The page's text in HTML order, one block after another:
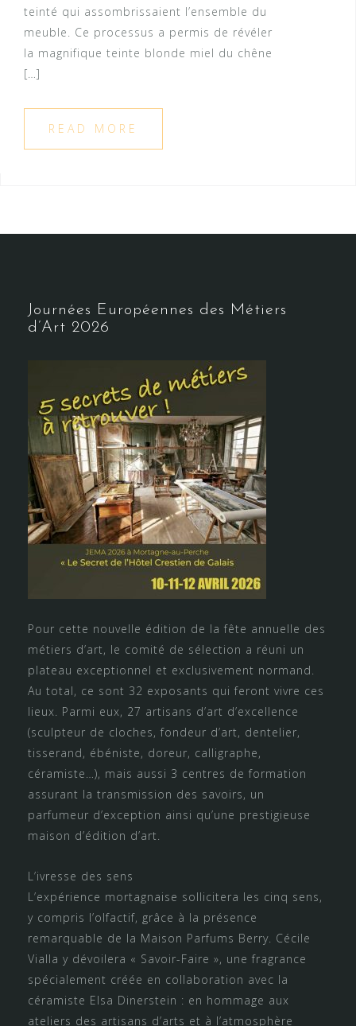
teinté qui assombrissaient l’ensemble du
meuble. Ce processus a permis de révéler
la magnifique teinte blonde miel du chêne
[…]
READ MORE
Journées Européennes des Métiers
d’Art 2026
Pour cette nouvelle édition de la fête annuelle des
métiers d’art, le comité de sélection a réuni un
plateau exceptionnel et exclusivement normand.
Au total, ce sont 32 exposants qui feront vivre ces
lieux. Parmi eux, 27 artisans d’art d’excellence
(sculpteur de cloches, fondeur d’art, dentelier,
tisserand, ébéniste, doreur, calligraphe,
céramiste…), mais aussi 3 centres de formation
assurant la transmission des savoirs, un
parfumeur d’exception ainsi qu’une prestigieuse
maison d’édition d’art.
L’ivresse des sens
L’expérience mortagnaise sollicitera les cinq sens,
y compris l’olfactif, grâce à la présence
remarquable de la Maison Parfums Berry. Cécile
Vialla y dévoilera « Savoir-Faire », une fragrance
spécialement créée en collaboration avec la
céramiste Elsa Dinerstein : en hommage aux
ateliers des artisans d’arts et à l’atmosphère